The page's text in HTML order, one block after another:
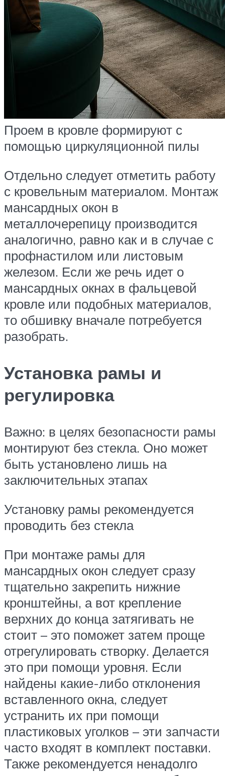
Проем в кровле формируют с
помощью циркуляционной пилы
Отдельно следует отметить работу
с кровельным материалом. Монтаж
мансардных окон в
металлочерепицу производится
аналогично, равно как и в случае с
профнастилом или листовым
железом. Если же речь идет о
мансардных окнах в фальцевой
кровле или подобных материалов,
то обшивку вначале потребуется
разобрать.
Установка рамы и
регулировка
Важно: в целях безопасности рамы
монтируют без стекла. Оно может
быть установлено лишь на
заключительных этапах
Установку рамы рекомендуется
проводить без стекла
При монтаже рамы для
мансардных окон следует сразу
тщательно закрепить нижние
кронштейны, а вот крепление
верхних до конца затягивать не
стоит – это поможет затем проще
отрегулировать створку. Делается
это при помощи уровня. Если
найдены какие-либо отклонения
вставленного окна, следует
устранить их при помощи
пластиковых уголков – эти запчасти
часто входят в комплект поставки.
Также рекомендуется ненадолго